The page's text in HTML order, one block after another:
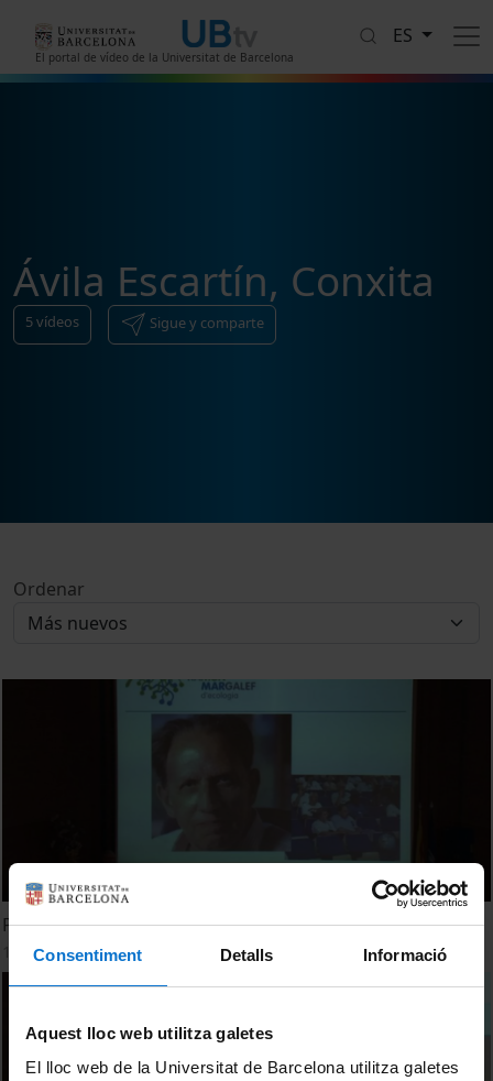
Consentiment Detalls Informació
Aquest lloc web utilitza galetes
El lloc web de la Universitat de Barcelona utilitza galetes
El portal de vídeo de la Universitat de Barcelona
ES
Ávila Escartín, Conxita
5vídeos Sigue y comparte
Ordenar
Premi Ramón Margalef de Ecologia 2016
14 Noviembre, 2016